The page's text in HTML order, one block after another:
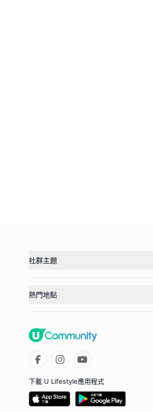
社群主題
熱門地點
下載 U Lifestyle應用程式